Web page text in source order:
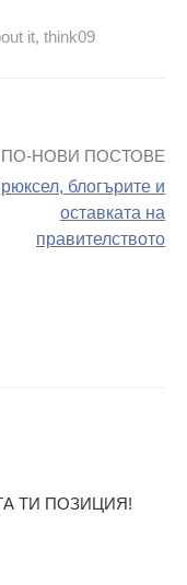
it, think09
ПО-НОВИ ПОСТОВЕ
блогърите и
оставката на
правителството
ТИ ПОЗИЦИЯ!